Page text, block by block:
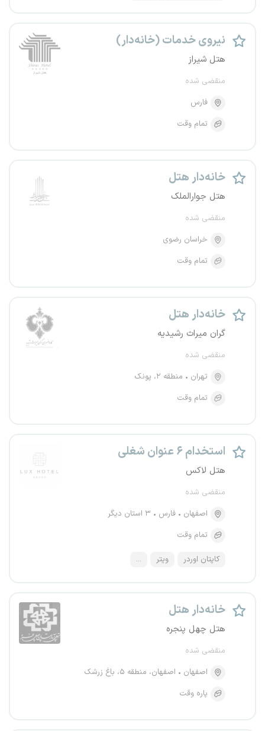
نیروی خدمات (خانه‌دار)
هتل شیراز
منقضی شده
فارس
تمام وقت
خانه‌دار هتل
هتل جوارالملک
منقضی شده
خراسان رضوی
تمام وقت
خانه‌دار هتل
گران میراث رشیدیه
منقضی شده
تهران
منطقه ۲، پونک
تمام وقت
استخدام ۶ عنوان شغلی
هتل لاکس
منقضی شده
اصفهان
فارس
۳ استان دیگر
تمام وقت
کاپتان اوردر ویتر ...
خانه‌دار هتل
هتل چهل پنجره
منقضی شده
اصفهان
اصفهان، منطقه ۵، باغ زرشک
پاره وقت